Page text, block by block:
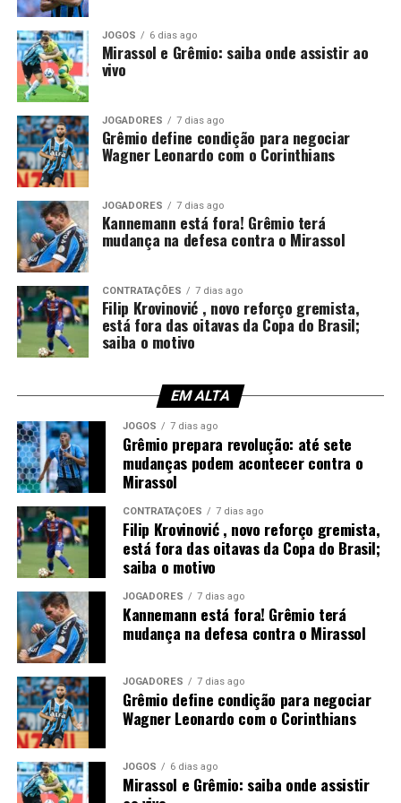
Copa do Mundo, a punição segue válida e será cumprida
apenas agora. Por isso, o argentino ficará fora
justamente em um confronto decisivo, no momento em
que o Tricolor busca recuperação após a eliminação na
Copa Sul-Americana.
Kannemann recebeu críticas da
torcida
O lance que tirou Kannemann da partida ocorreu no dia
14 de maio, diante do Confiança-SE. Na ocasião, o
defensor entrou no intervalo para substituir Balbuena,
mas permaneceu pouco tempo em campo. Aos 29
minutos da etapa final, o árbitro Lucas Torezin mostrou
o segundo cartão amarelo e, na sequência, o vermelho.
torcedores. Afinal, o experiente zagueiro recebeu duas
advertências em menos de meia hora, comprometendo a
equipe em um momento importante do confronto.
Você precisa ver também:
Brasil; saiba o motivo
Luís Castro avalia alternativas
Sem Kannemann à disposição, Luís Castro analisa as
opções para montar a defesa. A tendência aponta para a
entrada de Wagner Leonardo, que disputa posição com
Luís Eduardo para atuar ao lado de Gustavo Martins. A
definição deve acontecer nos últimos treinamentos
antes da partida.
Contudo, a ausência do ídolo gremista abre espaço para
outro defensor mostrar serviço em um confronto de
grande importância. OGrêmioespera iniciar o mata-
JOGOS 6 dias ago
Mirassol e Grêmio: saiba onde assistir ao
vivo
JOGADORES 7 dias ago
Grêmio define condição para negociar
Wagner Leonardo com o Corinthians
JOGADORES 7 dias ago
Kannemann está fora! Grêmio terá
mudança na defesa contra o Mirassol
CONTRATAÇÕES 7 dias ago
Filip Krovinović , novo reforço gremista,
está fora das oitavas da Copa do Brasil;
saiba o motivo
EM ALTA
JOGOS 7 dias ago
Grêmio prepara revolução: até sete
mudanças podem acontecer contra o
Mirassol
CONTRATAÇÕES 7 dias ago
Filip Krovinović , novo reforço gremista,
está fora das oitavas da Copa do Brasil;
saiba o motivo
JOGADORES 7 dias ago
Kannemann está fora! Grêmio terá
mudança na defesa contra o Mirassol
JOGADORES 7 dias ago
Grêmio define condição para negociar
Wagner Leonardo com o Corinthians
JOGOS 6 dias ago
Mirassol e Grêmio: saiba onde assistir